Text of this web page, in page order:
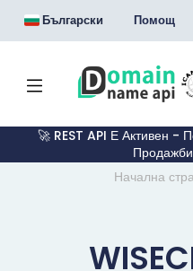
Български Помощ
🚀 REST API Е Активен -
Начална